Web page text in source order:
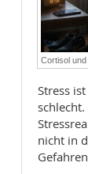
Cortisol
Stress
nicht in